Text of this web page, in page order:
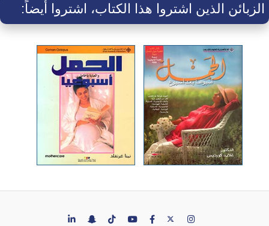
الزبائن الذين اشتروا هذا الكتاب، اشتروا أيضاً: